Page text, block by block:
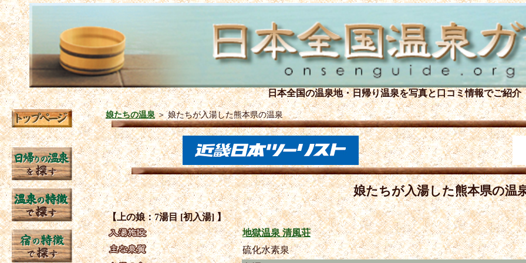
日本全国の温泉地・日帰り温泉を写真と口コミ情報でご紹介
娘たちの温泉＞娘たちが入湯した熊本県の温泉
娘たちが入湯した熊本県の温
【上の娘：7湯目 [初入湯] 】
地獄温泉 清風荘
硫化水素泉